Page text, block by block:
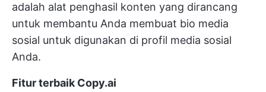
adalah alat penghasil konten yang dirancang
untuk membantu Anda membuat bio media
sosial untuk digunakan di profil media sosial
Anda.
Fitur terbaik Copy.ai